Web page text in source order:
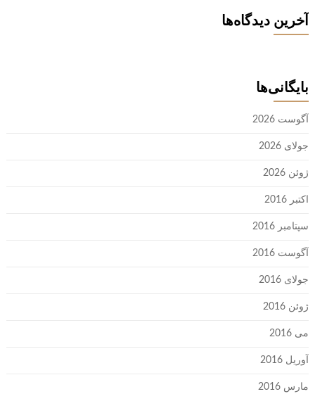
آخرین دیدگاه‌ها
بایگانی‌ها
آگوست 2026
جولای 2026
ژوئن 2026
اکتبر 2016
سپتامبر 2016
آگوست 2016
جولای 2016
ژوئن 2016
می 2016
آوریل 2016
مارس 2016